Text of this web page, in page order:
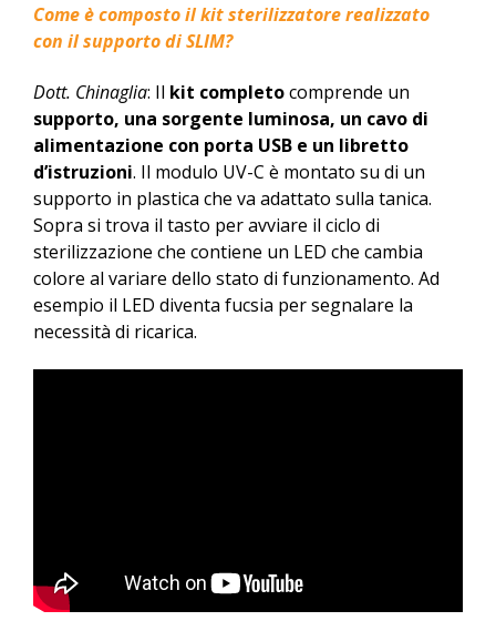
Come è composto il kit sterilizzatore realizzato
con il supporto di SLIM?
Dott. Chinaglia: Il kit completocomprende un
supporto, una sorgente luminosa, un cavo di
alimentazione con porta USB e un libretto
d’istruzioni. Il modulo UV-C è montato su di un
supporto in plastica che va adattato sulla tanica.
Sopra si trova il tasto per avviare il ciclo di
sterilizzazione che contiene un LED che cambia
colore al variare dello stato di funzionamento. Ad
esempio il LED diventa fucsia per segnalare la
necessità di ricarica.